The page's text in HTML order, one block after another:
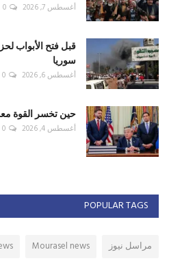
أغسطس 7, 2026 0
قبل فتح الأبواب
سوريا
أغسطس 6, 2026 0
حين تخسر القوة
أغسطس 4, 2026 0
POPULAR TAGS
مراسل نيوز Mourasel news